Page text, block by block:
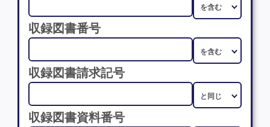
収録図書番号
収録図書請求記号
収録図書資料番号